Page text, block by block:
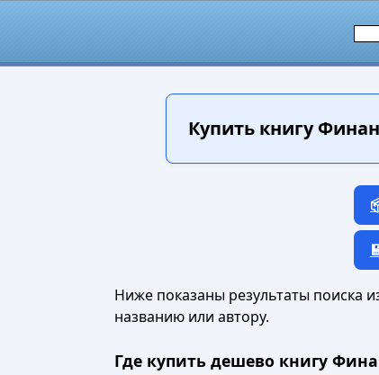
Купить книгу
Ниже показаны результаты поиска
названию или автору.
Где купить дешево книгу